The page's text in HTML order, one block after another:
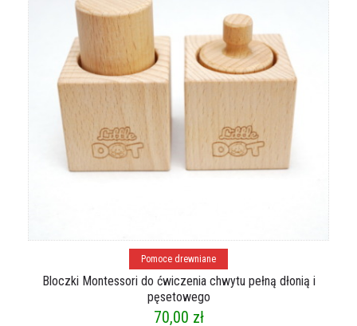
Dodaj do koszyka
Pomoce drewniane
Bloczki Montessori do ćwiczenia chwytu pełną dłonią i
pęsetowego
70,00 zł